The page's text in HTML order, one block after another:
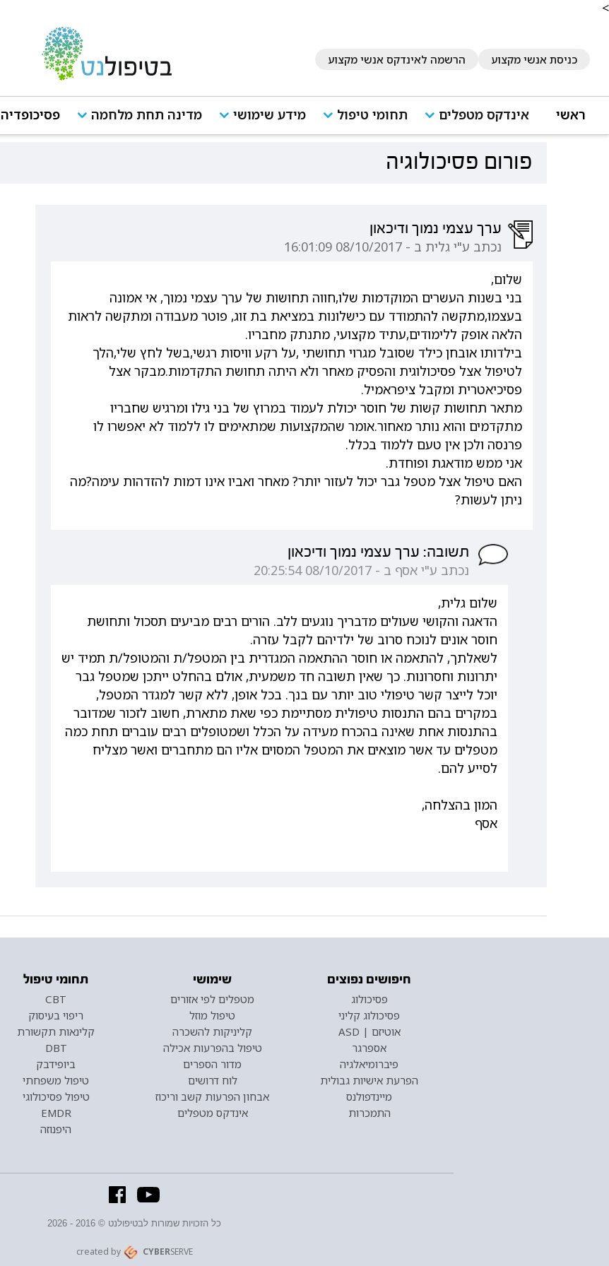
<
כניסת אנשי מקצוע הרשמה לאינדקס אנשי מקצוע
ראשי אינדקס מטפלים תחומי טיפול מידע שימושי מדינה תחת מלחמה פסיכופדיה
פורום פסיכולוגיה
ערך עצמי נמוך ודיכאון
נכתב ע"י גלית ב - 08/10/2017 16:01:09
שלום,
בני בשנות העשרים המוקדמות שלו,חווה תחושות של ערך עצמי נמוך, אי אמונה
בעצמו,מתקשה להתמודד עם כישלונות במציאת בת זוג, פוטר מעבודה ומתקשה לראות
הלאה אופק ללימודים,עתיד מקצועי, מתנתק מחבריו.
בילדותו אובחן כילד שסובל מגרוי תחושתי ,על רקע וויסות רגשי,בשל לחץ שלי,הלך
לטיפול אצל פסיכולוגית והפסיק מאחר ולא היתה תחושת התקדמות.מבקר אצל
פסיכיאטרית ומקבל ציפראמיל.
מתאר תחושות קשות של חוסר יכולת לעמוד במרוץ של בני גילו ומרגיש שחבריו
מתקדמים והוא נותר מאחור.אומר שהמקצועות שמתאימים לו ללמוד לא יאפשרו לו
פרנסה ולכן אין טעם ללמוד בכלל.
אני ממש מודאגת ופוחדת.
האם טיפול אצל מטפל גבר יכול לעזור יותר? מאחר ואביו אינו דמות להזדהות עימה?מה
ניתן לעשות?
תשובה: ערך עצמי נמוך ודיכאון
נכתב ע"י אסף ב - 08/10/2017 20:25:54
שלום גלית,
הדאגה והקושי שעולים מדבריך נוגעים ללב. הורים רבים מביעים תסכול ותחושת
חוסר אונים לנוכח סרוב של ילדיהם לקבל עזרה.
לשאלתך, להתאמה או חוסר ההתאמה המגדרית בין המטפל/ת והמטופל/ת תמיד יש
יתרונות וחסרונות. כך שאין תשובה חד משמעית, אולם בהחלט ייתכן שמטפל גבר
יוכל לייצר קשר טיפולי טוב יותר עם בנך. בכל אופן, ללא קשר למגדר המטפל,
במקרים בהם התנסות טיפולית מסתיימת כפי שאת מתארת, חשוב לזכור שמדובר
בהתנסות אחת שאינה בהכרח מעידה על הכלל ושמטופלים רבים עוברים תחת כמה
מטפלים עד אשר מוצאים את המטפל המסוים אליו הם מתחברים ואשר מצליח
לסייע להם.
המון בהצלחה,
אסף
חיפושים נפוצים
פסיכולוג
פסיכולוג קליני
אוטיזם | ASD
אספרגר
פיברומיאלגיה
הפרעת אישיות גבולית
מיינדפולנס
התמכרות
שימושי
מטפלים לפי אזורים
טיפול מוזל
קליניקות להשכרה
טיפול בהפרעות אכילה
מדור הספרים
לוח דרושים
אבחון הפרעות קשב וריכוז
אינדקס מטפלים
תחומי טיפול
CBT
ריפוי בעיסוק
קלינאות תקשורת
DBT
ביופידבק
טיפול משפחתי
טיפול פסיכולוגי
EMDR
היפנוזה
כל הזכויות שמורות לבטיפולנט © 2016 - 2026
created by CYBERSERVE